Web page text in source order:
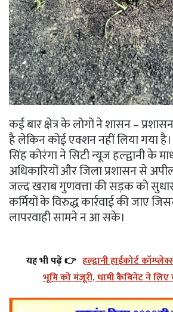
कई बार क्षेत्र के लोगों ने शासन –
है लेकिन कोई एक्शन नहीं लिया गया
सिंह कोरंगा ने सिटी न्यूज हल्द्वानी के
अधिकारियों और जिला प्रशासन से
जल्द खराब गुणवत्ता की सड़क को
कर्मियों के विरुद्ध कार्रवाई की जाए
लापरवाही सामने न आ सके।
यह भी पढ़ें 👉 हल्द्वानी हाईकोर्ट
भूमि को मंजूरी, धामी कैबिनेट ने